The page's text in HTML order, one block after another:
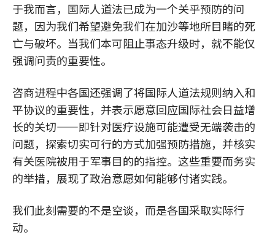
于我而言，国际人道法已成为一个关乎预防的问
题，因为我们希望避免我们在加沙等地所目睹的死
亡与破坏。当我们本可阻止事态升级时，就不能仅
强调问责的重要性。
咨商进程中各国还强调了将国际人道法规则纳入和
平协议的重要性，并表示愿意回应国际社会日益增
长的关切——即针对医疗设施可能遭受无端袭击的
问题，探索切实可行的方式加强预防措施，并核实
有关医院被用于军事目的的指控。这些重要而务实
的举措，展现了政治意愿如何能够付诸实践。
我们此刻需要的不是空谈，而是各国采取实际行
动。